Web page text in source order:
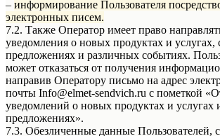
– информирование Пользователя
электронных писем.
7.2. Также Оператор имеет право
уведомления о новых продуктах и услугах,
предложениях и различных событиях.
может отказаться от получения
направив Оператору письмо на адрес
почты Info@elmet-sendvich.ru с пометкой
уведомлений о новых продуктах и услугах
предложениях».
7.3. Обезличенные данные Пользователей,